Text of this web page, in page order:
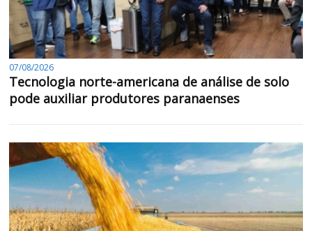
07/08/2026
Tecnologia norte-americana de análise de solo
pode auxiliar produtores paranaenses